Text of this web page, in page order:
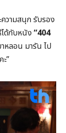
วามสนุก รับรอง
ด้กับหนัง “404
หลอน มารัน ไป
”